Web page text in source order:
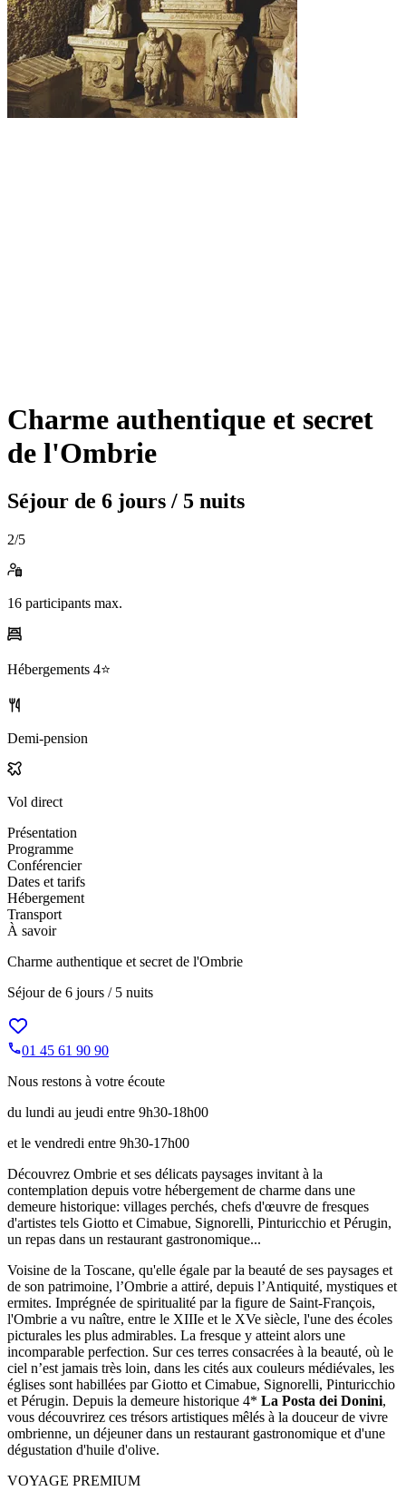
Charme authentique et secret
de l'Ombrie
Séjour de 6 jours / 5 nuits
2/5
16 participants max.
Hébergements 4⭐️
Demi-pension
Vol direct
Présentation
Programme
Conférencier
Dates et tarifs
Hébergement
Transport
À savoir
Charme authentique et secret de l'Ombrie
Séjour de 6 jours / 5 nuits
01 45 61 90 90
Nous restons à votre écoute
du lundi au jeudi entre 9h30-18h00
et le vendredi entre 9h30-17h00
Découvrez Ombrie et ses délicats paysages invitant à la
contemplation depuis votre hébergement de charme dans une
demeure historique: villages perchés, chefs d'œuvre de fresques
d'artistes tels Giotto et Cimabue, Signorelli, Pinturicchio et Pérugin,
un repas dans un restaurant gastronomique...
Voisine de la Toscane, qu'elle égale par la beauté de ses paysages et
de son patrimoine, l’Ombrie a attiré, depuis l’Antiquité, mystiques et
ermites. Imprégnée de spiritualité par la figure de Saint-François,
l'Ombrie a vu naître, entre le XIIIe et le XVe siècle, l'une des écoles
picturales les plus admirables. La fresque y atteint alors une
incomparable perfection. Sur ces terres consacrées à la beauté, où le
ciel n’est jamais très loin, dans les cités aux couleurs médiévales, les
églises sont habillées par Giotto et Cimabue, Signorelli, Pinturicchio
et Pérugin. Depuis la demeure historique 4* La Posta dei Donini,
vous découvrirez ces trésors artistiques mêlés à la douceur de vivre
ombrienne, un déjeuner dans un restaurant gastronomique et d'une
dégustation d'huile d'olive.
VOYAGE PREMIUM